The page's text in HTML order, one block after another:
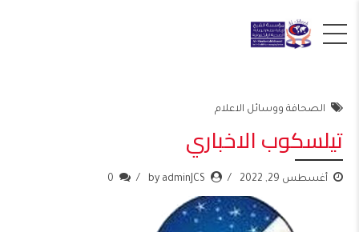
الصحافة ووسائل الاعلام
تيلسكوب الاخباري
أغسطس 29, 2022 by adminJCS
0